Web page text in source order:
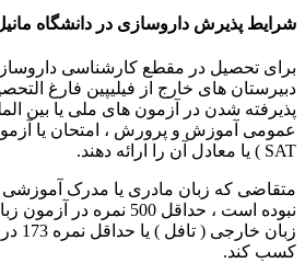
شرایط پذیرش داروسازی در دانشگاه
برای تحصیل در مقطع کارشناسی
دبیرستان های خارج از فیلیپین فارغ
پذیرفته شدن در آزمون های ملی یا بین
عمومی آموزش و پرورش ، امتحان یا
SAT ) یا معادل آن را ارائه دهند.
متقاضی که زبان مادری یا مدرک
نبوده است ، حداقل 500
زبان
کسب کند.